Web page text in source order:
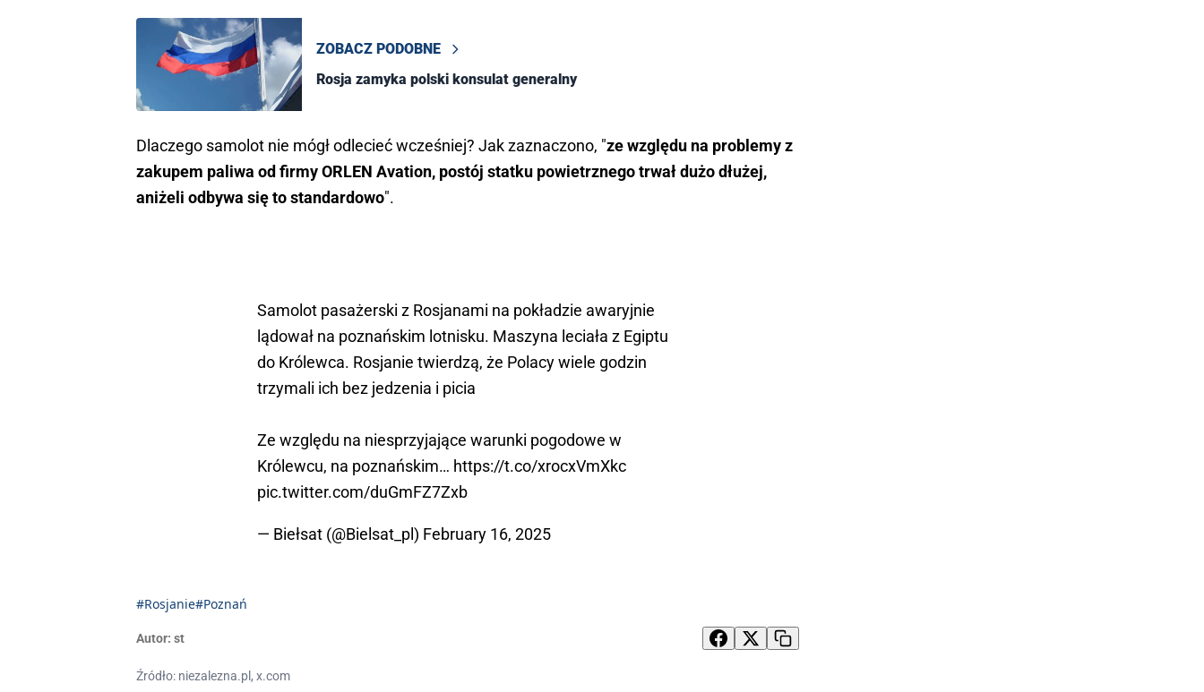
ZOBACZ PODOBNE
Rosja zamyka polski konsulat generalny
Dlaczego samolot nie mógł odlecieć wcześniej? Jak zaznaczono, "ze względu na problemy z
zakupem paliwa od firmy ORLEN Avation, postój statku powietrznego trwał dużo dłużej,
aniżeli odbywa się to standardowo".
Samolot pasażerski z Rosjanami na pokładzie awaryjnie
lądował na poznańskim lotnisku. Maszyna leciała z Egiptu
do Królewca. Rosjanie twierdzą, że Polacy wiele godzin
trzymali ich bez jedzenia i picia
Ze względu na niesprzyjające warunki pogodowe w
Królewcu, na poznańskim… https://t.co/xrocxVmXkc
pic.twitter.com/duGmFZ7Zxb
— Biełsat (@Bielsat_pl) February 16, 2025
#Rosjanie#Poznań
Autor: st
Źródło: niezalezna.pl, x.com